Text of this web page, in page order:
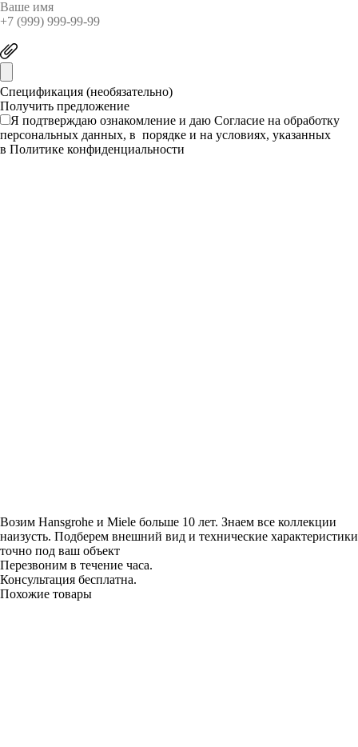
Спецификация (необязательно)
Я подтверждаю ознакомление и даю Согласие на обработку
персональных данных, в порядке и на условиях, указанных
в Политике конфиденциальности
Возим Hansgrohe и Miele больше 10 лет. Знаем все коллекции
наизусть. Подберем внешний вид и технические характеристики
точно под ваш объект
Перезвоним в течение часа.
Консультация бесплатна.
Похожие товары